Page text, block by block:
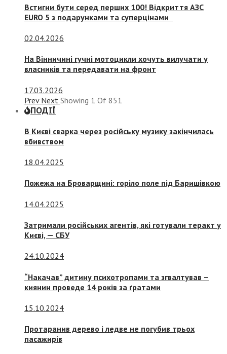
Встигни бути серед перших 100! Відкриття АЗС
EURO 5 з подарунками та суперцінами
02.04.2026
На Вінничині гучні мотоцикли хочуть вилучати у
власників та передавати на фронт
17.03.2026
Prev Next Showing 1 Of 851
ПОДІЇ
В Києві сварка через російську музику закінчилась
вбивством
18.04.2025
Пожежа на Броварщині: горіло поле під Баришівкою
14.04.2025
Затримали російських агентів, які готували теракт у
Києві, — СБУ
24.10.2024
“Накачав” дитину психотропами та згвалтував –
киянин проведе 14 років за ґратами
15.10.2024
Протаранив дерево і ледве не погубив трьох
пасажирів